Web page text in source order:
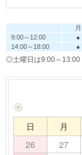
月
9:00～12:00
●
14:00～18:00
●
◎土曜日は9:00～13:00
日 月
26
27